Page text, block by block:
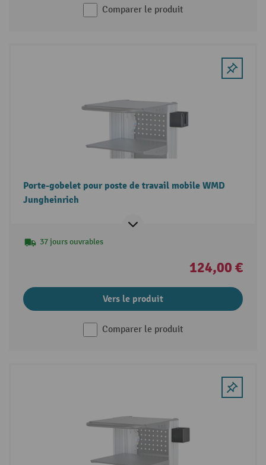
Comparer le produit
Porte-gobelet pour poste de travail mobile WMD
Jungheinrich
37 jours ouvrables
124,00 €
Vers le produit
Comparer le produit